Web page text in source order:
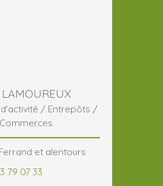
/ Entrepôts /
et alentours
79 07 33